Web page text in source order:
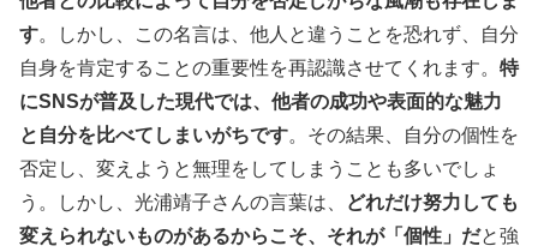
す。しかし、この名言は、他人と違うことを恐れず、自分
自身を肯定することの重要性を再認識させてくれます。 特
にSNSが普及した現代では、他者の成功や表面的な魅力
と自分を比べてしまいがちです。その結果、自分の個性を
否定し、変えようと無理をしてしまうことも多いでしょ
う。しかし、光浦靖子さんの言葉は、
どれだけ努力しても
変えられないものがあるからこそ、それが「個性」だと強